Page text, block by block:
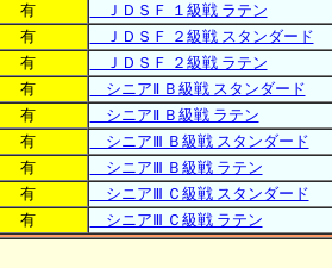
有 ＪＤＳＦ １級戦 ラテン
有 ＪＤＳＦ ２級戦 スタンダード
有 ＪＤＳＦ ２級戦 ラテン
有 シニアⅡ Ｂ級戦 スタンダード
有 シニアⅡ Ｂ級戦 ラテン
有 シニアⅢ Ｂ級戦 スタンダード
有 シニアⅢ Ｂ級戦 ラテン
有 シニアⅢ Ｃ級戦 スタンダード
有 シニアⅢ Ｃ級戦 ラテン